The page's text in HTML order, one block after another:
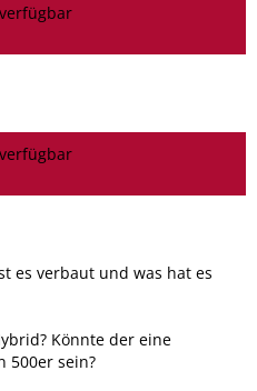
es verbaut und was hat es
Könnte der eine
500er sein?